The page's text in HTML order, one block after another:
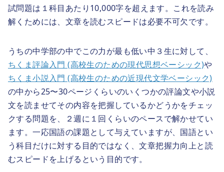
試問題は１科目あたり10,000字を超えます。これを読み
解くためには、文章を読むスピードは必要不可欠です。
うちの中学部の中でこの力が最も低い中３生に対して、
ちくま評論入門 (高校生のための現代思想ベーシック)や
ちくま小説入門 (高校生のための近現代文学ベーシック)
の中から25〜30ページくらいのいくつかの評論文や小説
文を読ませてその内容を把握しているかどうかをチェッ
クする問題を、２週に１回くらいのペースで解かせてい
ます。一応国語の課題として与えていますが、国語とい
う科目だけに対する目的ではなく、文章把握力向上と読
むスピードを上げるという目的です。